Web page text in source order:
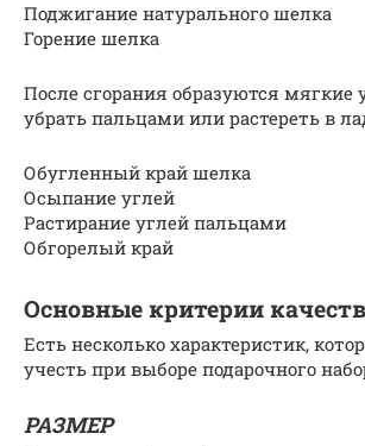
Поджигание натурального шелка
Горение шелка
После сгорания образуются мягкие
убрать пальцами или растереть в
Обугленный край шелка
Осыпание углей
Растирание углей пальцами
Обгорелый край
Основные критерии
Есть несколько характеристик,
учесть при выборе подарочного
РАЗМЕР